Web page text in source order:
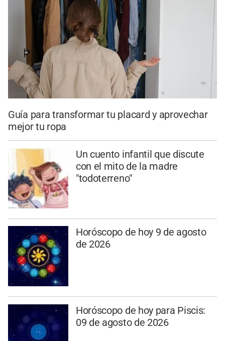
Guía para transformar tu placard y aprovechar
mejor tu ropa
Un cuento infantil que discute
con el mito de la madre
"todoterreno"
Horóscopo de hoy 9 de agosto
de 2026
Horóscopo de hoy para Piscis:
09 de agosto de 2026